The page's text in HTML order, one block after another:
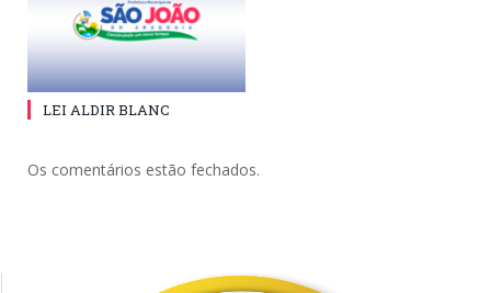
LEI ALDIR BLANC
Os comentários estão fechados.